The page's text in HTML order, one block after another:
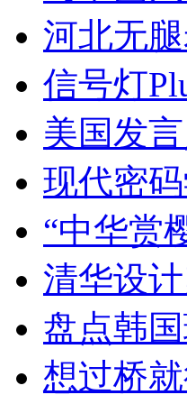
河北无
信号灯
美国发
现代密
“中华赏
清华设
盘点韩
想过桥